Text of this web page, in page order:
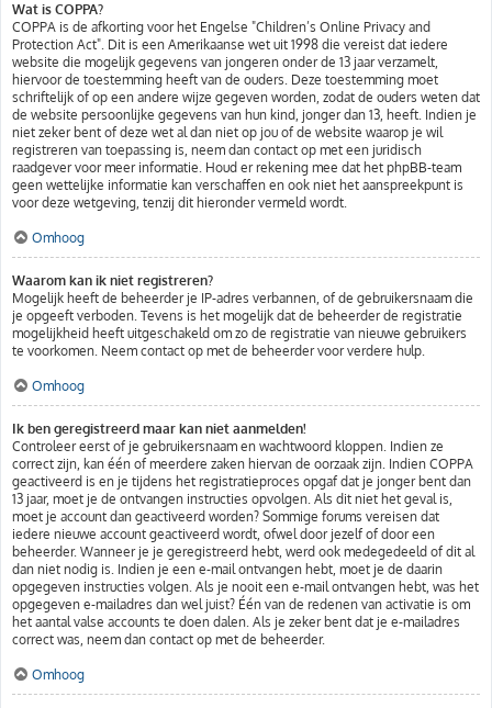
Wat is COPPA?
COPPA is de afkorting voor het Engelse "Children’s Online Privacy and
Protection Act". Dit is een Amerikaanse wet uit 1998 die vereist dat iedere
website die mogelijk gegevens van jongeren onder de 13 jaar verzamelt,
hiervoor de toestemming heeft van de ouders. Deze toestemming moet
schriftelijk of op een andere wijze gegeven worden, zodat de ouders weten dat
de website persoonlijke gegevens van hun kind, jonger dan 13, heeft. Indien je
niet zeker bent of deze wet al dan niet op jou of de website waarop je wil
registreren van toepassing is, neem dan contact op met een juridisch
raadgever voor meer informatie. Houd er rekening mee dat het phpBB-team
geen wettelijke informatie kan verschaffen en ook niet het aanspreekpunt is
voor deze wetgeving, tenzij dit hieronder vermeld wordt.
Omhoog
Waarom kan ik niet registreren?
Mogelijk heeft de beheerder je IP-adres verbannen, of de gebruikersnaam die
je opgeeft verboden. Tevens is het mogelijk dat de beheerder de registratie
mogelijkheid heeft uitgeschakeld om zo de registratie van nieuwe gebruikers
te voorkomen. Neem contact op met de beheerder voor verdere hulp.
Omhoog
Ik ben geregistreerd maar kan niet aanmelden!
Controleer eerst of je gebruikersnaam en wachtwoord kloppen. Indien ze
correct zijn, kan één of meerdere zaken hiervan de oorzaak zijn. Indien COPPA
geactiveerd is en je tijdens het registratieproces opgaf dat je jonger bent dan
13 jaar, moet je de ontvangen instructies opvolgen. Als dit niet het geval is,
moet je account dan geactiveerd worden? Sommige forums vereisen dat
iedere nieuwe account geactiveerd wordt, ofwel door jezelf of door een
beheerder. Wanneer je je geregistreerd hebt, werd ook medegedeeld of dit al
dan niet nodig is. Indien je een e-mail ontvangen hebt, moet je de daarin
opgegeven instructies volgen. Als je nooit een e-mail ontvangen hebt, was het
opgegeven e-mailadres dan wel juist? Één van de redenen van activatie is om
het aantal valse accounts te doen dalen. Als je zeker bent dat je e-mailadres
correct was, neem dan contact op met de beheerder.
Omhoog